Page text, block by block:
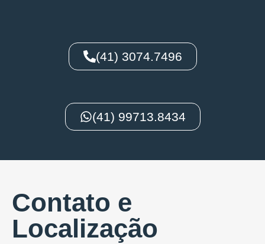
(41) 3074.7496
(41) 99713.8434
Contato e
Localização